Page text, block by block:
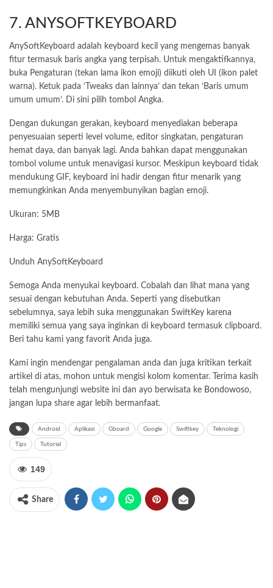
7. ANYSOFTKEYBOARD
AnySoftKeyboard adalah keyboard kecil yang mengemas banyak
fitur termasuk baris angka yang terpisah. Untuk mengaktifkannya,
buka Pengaturan (tekan lama ikon emoji) diikuti oleh UI (ikon palet
warna). Ketuk pada ‘Tweaks dan lainnya’ dan tekan ‘Baris umum
umum umum’. Di sini pilih tombol Angka.
Dengan dukungan gerakan, keyboard menyediakan beberapa
penyesuaian seperti level volume, editor singkatan, pengaturan
hemat daya, dan banyak lagi. Anda bahkan dapat menggunakan
tombol volume untuk menavigasi kursor. Meskipun keyboard tidak
mendukung GIF, keyboard ini hadir dengan fitur menarik yang
memungkinkan Anda menyembunyikan bagian emoji.
Ukuran: 5MB
Harga: Gratis
Unduh AnySoftKeyboard
Semoga Anda menyukai keyboard. Cobalah dan lihat mana yang
sesuai dengan kebutuhan Anda. Seperti yang disebutkan
sebelumnya, saya lebih suka menggunakan SwiftKey karena
memiliki semua yang saya inginkan di keyboard termasuk clipboard.
Beri tahu kami yang favorit Anda juga.
Kami ingin mendengar pengalaman anda dan juga kritikan terkait
artikel di atas, mohon untuk mengisi kolom komentar. Terima kasih
telah mengunjungi website ini dan ayo berwisata ke Bondowoso,
jangan lupa share agar lebih bermanfaat.
Android Aplikasi Gboard Google Swiftkey Teknologi
Tips Tutorial
149
Share